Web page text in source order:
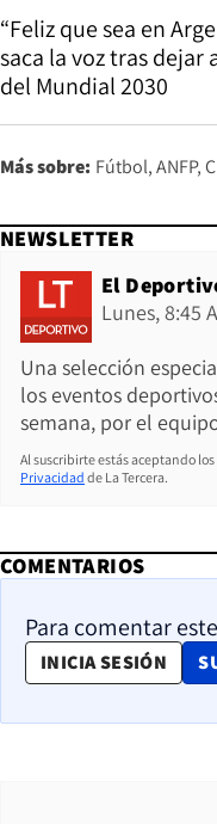
“Feliz que sea en
saca la voz tras dejar
del Mundial 2030
Más sobre: Fútbol ANFP
NEWSLETTER
El
Lunes, 8:45
Una selección
los eventos
semana, por el
Al suscribirte estás aceptando los
Privacidad de La Tercera.
COMENTARIOS
Para comentar
INICIA SESIÓN